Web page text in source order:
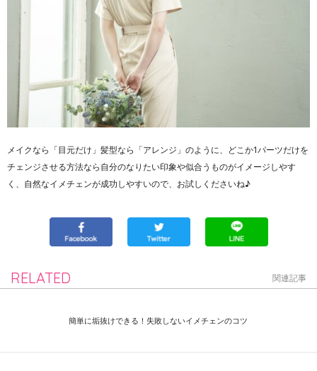
メイクなら「目元だけ」髪型なら「アレンジ」のように、どこか1パーツだけを
チェンジさせる方法なら自分のなりたい印象や似合うものがイメージしやす
く、自然なイメチェンが成功しやすいので、お試しくださいね♪
RELATED 関連記事
簡単に垢抜けできる！失敗しないイメチェンのコツ